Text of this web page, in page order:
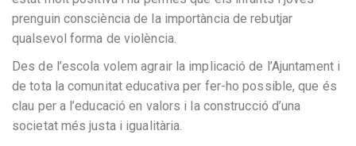
prenguin consciència de la importància de rebutjar
qualsevol forma de violència.
Des de l’escola volem agrair la implicació de l’Ajuntament i
de tota la comunitat educativa per fer-ho possible, que és
clau per a l’educació en valors i la construcció d’una
societat més justa i igualitària.